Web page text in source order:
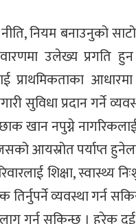
नियम बनाउनुको
उलेख्य
आधारमा
सुविधा प्रदान गर्ने
खान नपुग्ने
आयस्रोत पर्याप्त
शिक्षा, स्वास्थ्य
तिर्नुपर्ने व्यवस्था गर्न